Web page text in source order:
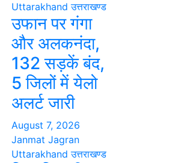
Uttarakhand उत्तराखण्ड
उफान पर गंगा
और अलकनंदा,
132 सड़कें बंद,
5 जिलों में येलो
अलर्ट जारी
August 7, 2026
Janmat Jagran
Uttarakhand उत्तराखण्ड